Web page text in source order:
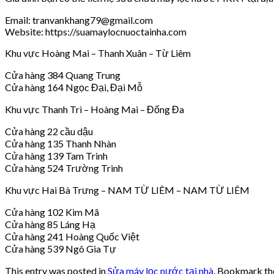
Email: tranvankhang79@gmail.com
Website: https://suamaylocnuoctainha.com
Khu vực Hoàng Mai – Thanh Xuân – Từ Liêm
Cửa hàng 384 Quang Trung
Cửa hàng 164 Ngọc Đại, Đại Mỗ
Khu vực Thanh Trì – Hoàng Mai – Đống Đa
Cửa hàng 22 cầu dậu
Cửa hàng 135 Thanh Nhàn
Cửa hàng 139 Tam Trinh
Cửa hàng 524 Trường Trinh
Khu vực Hai Bà Trưng – NAM TỪ LIÊM – NAM TỪ LIÊM
Cửa hàng 102 Kim Mã
Cửa hàng 85 Láng Hạ
Cửa hàng 241 Hoàng Quốc Việt
Cửa hàng 539 Ngô Gia Tự
This entry was posted inSửa máy lọc nước tại nhà . Bookmark